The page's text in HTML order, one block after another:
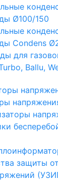
Ø100/150
Condens
для
Ballu,
защиты